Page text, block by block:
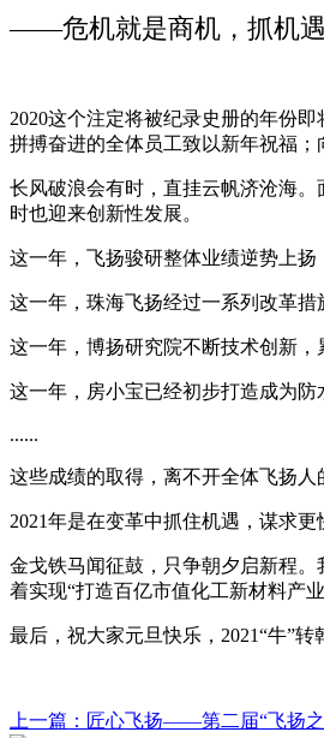
——危机就是商机，抓机
2020这个注定将被纪录史册的年份
拼搏奋进的全体员工致以新年祝福
长风破浪会有时，直挂云帆济沧海
时也迎来创新性发展。
这一年，飞扬骏研整体业绩逆势上扬
这一年，珠海飞扬经过一系列改革措
这一年，博扬研究院不断技术创新，
这一年，房小宝已经初步打造成为防
......
这些成绩的取得，离不开全体飞扬
2021年是在变革中抓住机遇，谋求更
金戈铁马闻征鼓，只争朝夕启新程
着实现“打造百亿市值化工新材料产
最后，祝大家元旦快乐，2021“牛”转
上一篇：匠心飞扬——第二届“飞扬之